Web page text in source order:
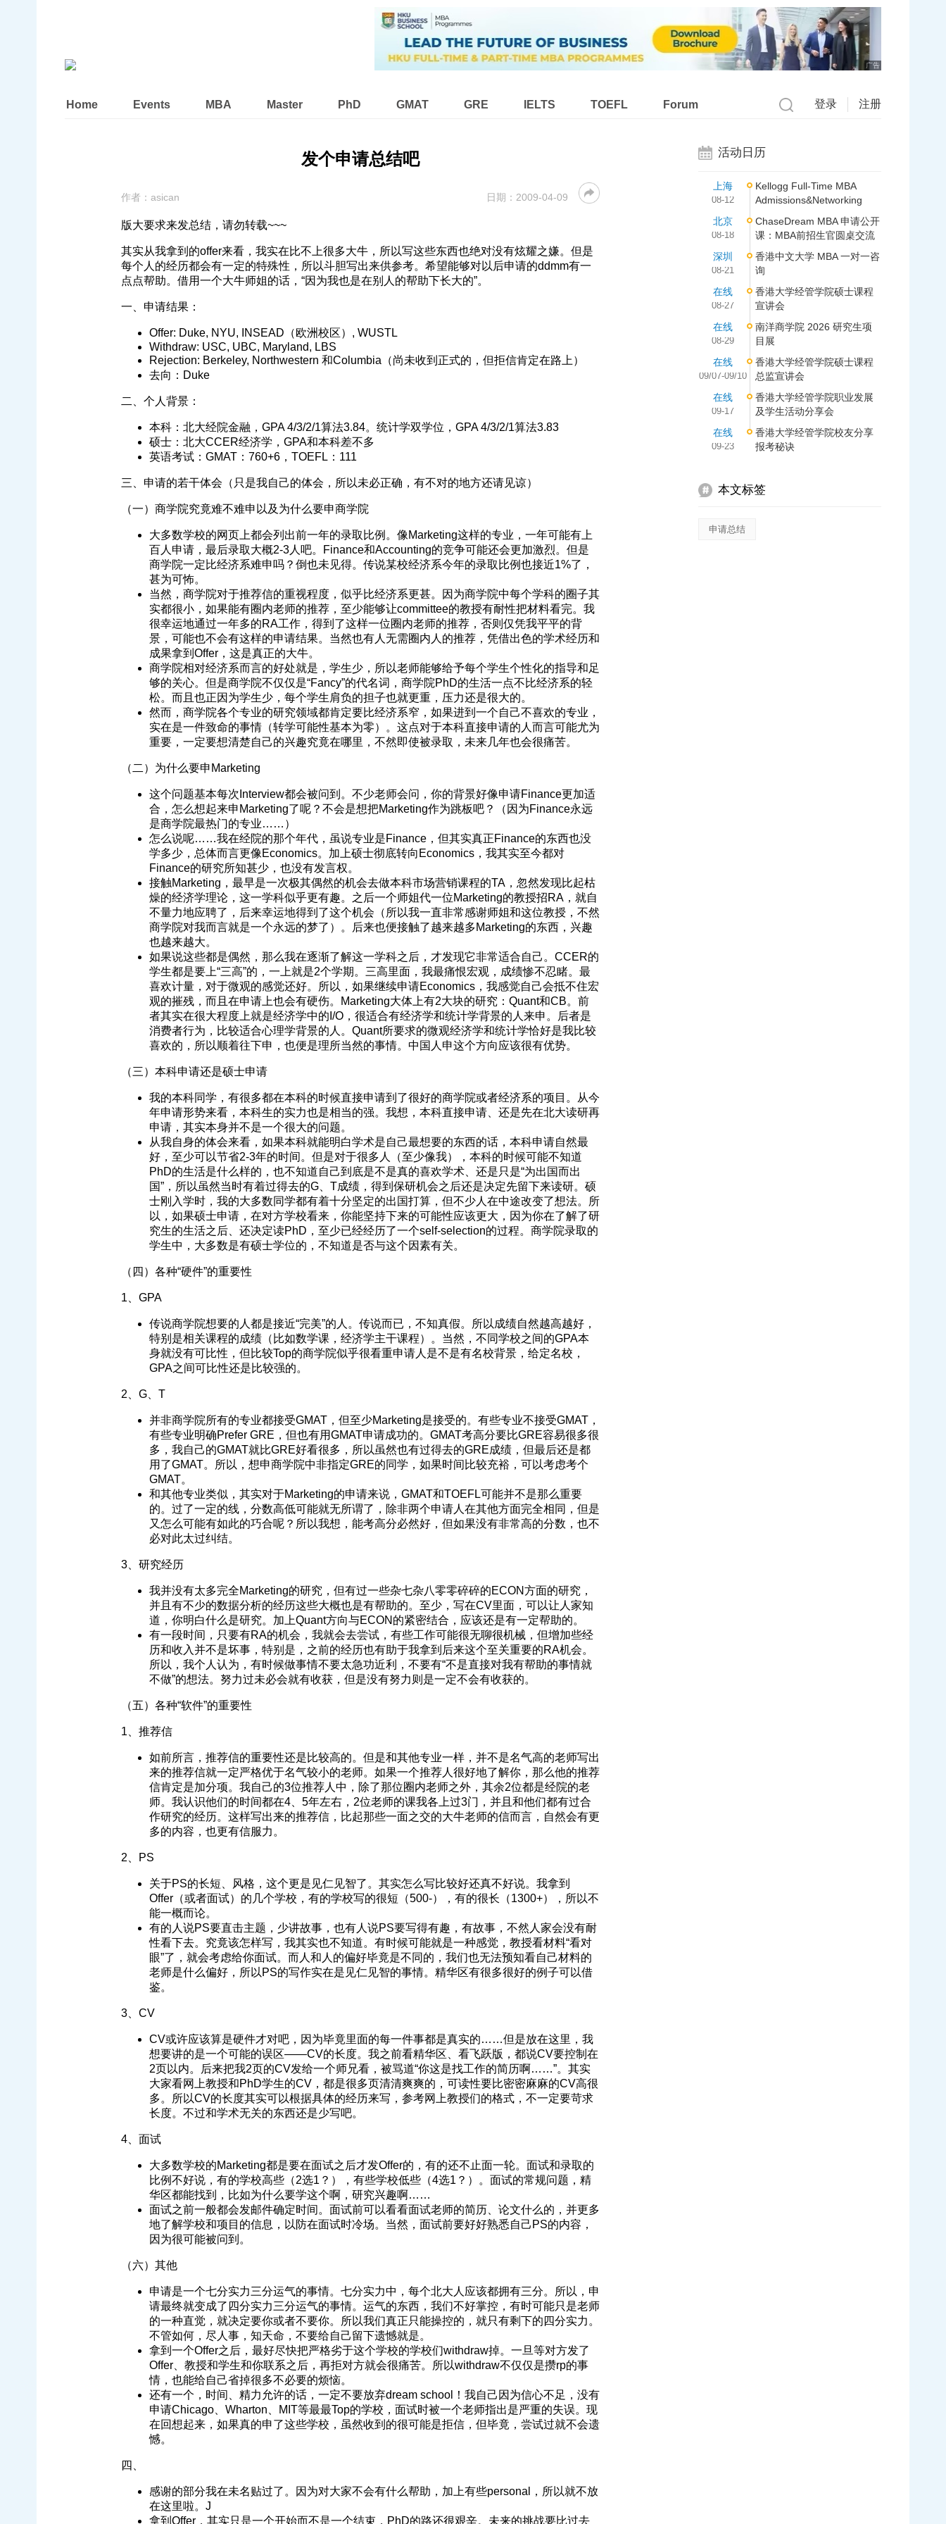
广告
Home Events MBA Master PhD GMAT GRE IELTS TOEFL Forum 登录 注册
发个申请总结吧
作者： asican 日期： 2009-04-09
版大要求来发总结，请勿转载~~~
其实从我拿到的offer来看，我实在比不上很多大牛，所以写这些东西也绝对没有炫耀之嫌。但是
每个人的经历都会有一定的特殊性，所以斗胆写出来供参考。希望能够对以后申请的ddmm有一
点点帮助。借用一个大牛师姐的话，“因为我也是在别人的帮助下长大的”。
一、申请结果：
Offer: Duke, NYU, INSEAD（欧洲校区）, WUSTL
Withdraw: USC, UBC, Maryland, LBS
Rejection: Berkeley, Northwestern 和Columbia（尚未收到正式的，但拒信肯定在路上）
去向：Duke
二、个人背景：
本科：北大经院金融，GPA 4/3/2/1算法3.84。统计学双学位，GPA 4/3/2/1算法3.83
硕士：北大CCER经济学，GPA和本科差不多
英语考试：GMAT：760+6，TOEFL：111
三、申请的若干体会（只是我自己的体会，所以未必正确，有不对的地方还请见谅）
（一）商学院究竟难不难申以及为什么要申商学院
大多数学校的网页上都会列出前一年的录取比例。像Marketing这样的专业，一年可能有上
百人申请，最后录取大概2-3人吧。Finance和Accounting的竞争可能还会更加激烈。但是
商学院一定比经济系难申吗？倒也未见得。传说某校经济系今年的录取比例也接近1%了，
甚为可怖。
当然，商学院对于推荐信的重视程度，似乎比经济系更甚。因为商学院中每个学科的圈子其
实都很小，如果能有圈内老师的推荐，至少能够让committee的教授有耐性把材料看完。我
很幸运地通过一年多的RA工作，得到了这样一位圈内老师的推荐，否则仅凭我平平的背
景，可能也不会有这样的申请结果。当然也有人无需圈内人的推荐，凭借出色的学术经历和
成果拿到Offer，这是真正的大牛。
商学院相对经济系而言的好处就是，学生少，所以老师能够给予每个学生个性化的指导和足
够的关心。但是商学院不仅仅是“Fancy”的代名词，商学院PhD的生活一点不比经济系的轻
松。而且也正因为学生少，每个学生肩负的担子也就更重，压力还是很大的。
然而，商学院各个专业的研究领域都肯定要比经济系窄，如果进到一个自己不喜欢的专业，
实在是一件致命的事情（转学可能性基本为零）。这点对于本科直接申请的人而言可能尤为
重要，一定要想清楚自己的兴趣究竟在哪里，不然即使被录取，未来几年也会很痛苦。
（二）为什么要申Marketing
这个问题基本每次Interview都会被问到。不少老师会问，你的背景好像申请Finance更加适
合，怎么想起来申Marketing了呢？不会是想把Marketing作为跳板吧？（因为Finance永远
是商学院最热门的专业……）
怎么说呢……我在经院的那个年代，虽说专业是Finance，但其实真正Finance的东西也没
学多少，总体而言更像Economics。加上硕士彻底转向Economics，我其实至今都对
Finance的研究所知甚少，也没有发言权。
接触Marketing，最早是一次极其偶然的机会去做本科市场营销课程的TA，忽然发现比起枯
燥的经济学理论，这一学科似乎更有趣。之后一个师姐代一位Marketing的教授招RA，就自
不量力地应聘了，后来幸运地得到了这个机会（所以我一直非常感谢师姐和这位教授，不然
商学院对我而言就是一个永远的梦了）。后来也便接触了越来越多Marketing的东西，兴趣
也越来越大。
如果说这些都是偶然，那么我在逐渐了解这一学科之后，才发现它非常适合自己。CCER的
学生都是要上“三高”的，一上就是2个学期。三高里面，我最痛恨宏观，成绩惨不忍睹。最
喜欢计量，对于微观的感觉还好。所以，如果继续申请Economics，我感觉自己会抵不住宏
观的摧残，而且在申请上也会有硬伤。Marketing大体上有2大块的研究：Quant和CB。前
者其实在很大程度上就是经济学中的I/O，很适合有经济学和统计学背景的人来申。后者是
消费者行为，比较适合心理学背景的人。Quant所要求的微观经济学和统计学恰好是我比较
喜欢的，所以顺着往下申，也便是理所当然的事情。中国人申这个方向应该很有优势。
（三）本科申请还是硕士申请
我的本科同学，有很多都在本科的时候直接申请到了很好的商学院或者经济系的项目。从今
年申请形势来看，本科生的实力也是相当的强。我想，本科直接申请、还是先在北大读研再
申请，其实本身并不是一个很大的问题。
从我自身的体会来看，如果本科就能明白学术是自己最想要的东西的话，本科申请自然最
好，至少可以节省2-3年的时间。但是对于很多人（至少像我），本科的时候可能不知道
PhD的生活是什么样的，也不知道自己到底是不是真的喜欢学术、还是只是“为出国而出
国”，所以虽然当时有着过得去的G、T成绩，得到保研机会之后还是决定先留下来读研。硕
士刚入学时，我的大多数同学都有着十分坚定的出国打算，但不少人在中途改变了想法。所
以，如果硕士申请，在对方学校看来，你能坚持下来的可能性应该更大，因为你在了解了研
究生的生活之后、还决定读PhD，至少已经经历了一个self-selection的过程。商学院录取的
学生中，大多数是有硕士学位的，不知道是否与这个因素有关。
（四）各种“硬件”的重要性
1、GPA
传说商学院想要的人都是接近“完美”的人。传说而已，不知真假。所以成绩自然越高越好，
特别是相关课程的成绩（比如数学课，经济学主干课程）。当然，不同学校之间的GPA本
身就没有可比性，但比较Top的商学院似乎很看重申请人是不是有名校背景，给定名校，
GPA之间可比性还是比较强的。
2、G、T
并非商学院所有的专业都接受GMAT，但至少Marketing是接受的。有些专业不接受GMAT，
有些专业明确Prefer GRE，但也有用GMAT申请成功的。GMAT考高分要比GRE容易很多很
多，我自己的GMAT就比GRE好看很多，所以虽然也有过得去的GRE成绩，但最后还是都
用了GMAT。所以，想申商学院中非指定GRE的同学，如果时间比较充裕，可以考虑考个
GMAT。
和其他专业类似，其实对于Marketing的申请来说，GMAT和TOEFL可能并不是那么重要
的。过了一定的线，分数高低可能就无所谓了，除非两个申请人在其他方面完全相同，但是
又怎么可能有如此的巧合呢？所以我想，能考高分必然好，但如果没有非常高的分数，也不
必对此太过纠结。
3、研究经历
我并没有太多完全Marketing的研究，但有过一些杂七杂八零零碎碎的ECON方面的研究，
并且有不少的数据分析的经历这些大概也是有帮助的。至少，写在CV里面，可以让人家知
道，你明白什么是研究。加上Quant方向与ECON的紧密结合，应该还是有一定帮助的。
有一段时间，只要有RA的机会，我就会去尝试，有些工作可能很无聊很机械，但增加些经
历和收入并不是坏事，特别是，之前的经历也有助于我拿到后来这个至关重要的RA机会。
所以，我个人认为，有时候做事情不要太急功近利，不要有“不是直接对我有帮助的事情就
不做”的想法。努力过未必会就有收获，但是没有努力则是一定不会有收获的。
（五）各种“软件”的重要性
1、推荐信
如前所言，推荐信的重要性还是比较高的。但是和其他专业一样，并不是名气高的老师写出
来的推荐信就一定严格优于名气较小的老师。如果一个推荐人很好地了解你，那么他的推荐
信肯定是加分项。我自己的3位推荐人中，除了那位圈内老师之外，其余2位都是经院的老
师。我认识他们的时间都在4、5年左右，2位老师的课我各上过3门，并且和他们都有过合
作研究的经历。这样写出来的推荐信，比起那些一面之交的大牛老师的信而言，自然会有更
多的内容，也更有信服力。
2、PS
关于PS的长短、风格，这个更是见仁见智了。其实怎么写比较好还真不好说。我拿到
Offer（或者面试）的几个学校，有的学校写的很短（500-），有的很长（1300+），所以不
能一概而论。
有的人说PS要直击主题，少讲故事，也有人说PS要写得有趣，有故事，不然人家会没有耐
性看下去。究竟该怎样写，我其实也不知道。有时候可能就是一种感觉，教授看材料“看对
眼”了，就会考虑给你面试。而人和人的偏好毕竟是不同的，我们也无法预知看自己材料的
老师是什么偏好，所以PS的写作实在是见仁见智的事情。精华区有很多很好的例子可以借
鉴。
3、CV
CV或许应该算是硬件才对吧，因为毕竟里面的每一件事都是真实的……但是放在这里，我
想要讲的是一个可能的误区——CV的长度。我之前看精华区、看飞跃版，都说CV要控制在
2页以内。后来把我2页的CV发给一个师兄看，被骂道“你这是找工作的简历啊……”。其实
大家看网上教授和PhD学生的CV，都是很多页清清爽爽的，可读性要比密密麻麻的CV高很
多。所以CV的长度其实可以根据具体的经历来写，参考网上教授们的格式，不一定要苛求
长度。不过和学术无关的东西还是少写吧。
4、面试
大多数学校的Marketing都是要在面试之后才发Offer的，有的还不止面一轮。面试和录取的
比例不好说，有的学校高些（2选1？），有些学校低些（4选1？）。面试的常规问题，精
华区都能找到，比如为什么要学这个啊，研究兴趣啊……
面试之前一般都会发邮件确定时间。面试前可以看看面试老师的简历、论文什么的，并更多
地了解学校和项目的信息，以防在面试时冷场。当然，面试前要好好熟悉自己PS的内容，
因为很可能被问到。
（六）其他
申请是一个七分实力三分运气的事情。七分实力中，每个北大人应该都拥有三分。所以，申
请最终就变成了四分实力三分运气的事情。运气的东西，我们不好掌控，有时可能只是老师
的一种直觉，就决定要你或者不要你。所以我们真正只能操控的，就只有剩下的四分实力。
不管如何，尽人事，知天命，不要给自己留下遗憾就是。
拿到一个Offer之后，最好尽快把严格劣于这个学校的学校们withdraw掉。一旦等对方发了
Offer、教授和学生和你联系之后，再拒对方就会很痛苦。所以withdraw不仅仅是攒rp的事
情，也能给自己省掉很多不必要的烦恼。
还有一个，时间、精力允许的话，一定不要放弃dream school！我自己因为信心不足，没有
申请Chicago、Wharton、MIT等最最Top的学校，面试时被一个老师指出是严重的失误。现
在回想起来，如果真的申了这些学校，虽然收到的很可能是拒信，但毕竟，尝试过就不会遗
憾。
四、
感谢的部分我在未名贴过了。因为对大家不会有什么帮助，加上有些personal，所以就不放
在这里啦。J
拿到Offer，其实只是一个开始而不是一个结束，PhD的路还很艰辛。未来的挑战要比过去
活动日历
上海
08-12
Kellogg Full-Time MBA
Admissions&Networking
北京
08-18
ChaseDream MBA 申请公开
课：MBA前招生官圆桌交流
深圳
08-21
香港中文大学 MBA 一对一咨
询
在线
08-27
香港大学经管学院硕士课程
宣讲会
在线
08-29
南洋商学院 2026 研究生项
目展
在线
09/07-09/10
香港大学经管学院硕士课程
总监宣讲会
在线
09-17
香港大学经管学院职业发展
及学生活动分享会
在线
09-23
香港大学经管学院校友分享
报考秘诀
本文标签
申请总结